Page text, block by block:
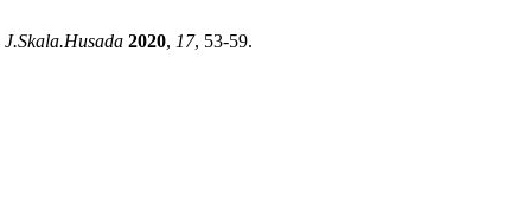
J.Skala.Husada 2020, 17, 53-59.